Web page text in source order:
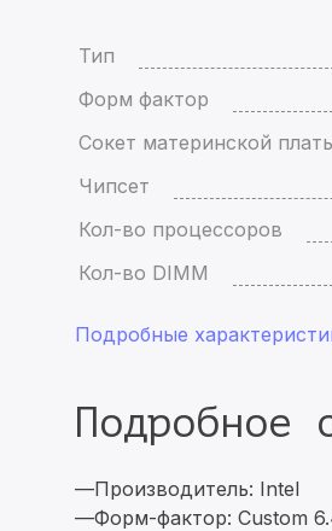
Тип
Форм фактор
Сокет материнской
Чипсет
Кол-во процессоров
Кол-во DIMM
Подробные
Подробное
—Производитель: Intel
—Форм-фактор: Custom